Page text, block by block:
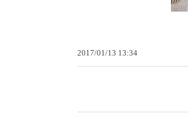
2017/01/13 13:34